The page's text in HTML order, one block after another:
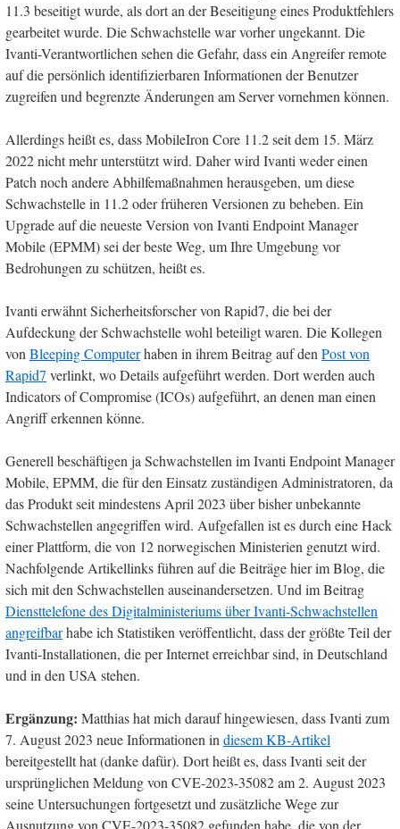
11.3 beseitigt wurde, als dort an der Beseitigung eines Produktfehlers
gearbeitet wurde. Die Schwachstelle war vorher ungekannt. Die
Ivanti-Verantwortlichen sehen die Gefahr, dass ein Angreifer remote
auf die persönlich identifizierbaren Informationen der Benutzer
zugreifen und begrenzte Änderungen am Server vornehmen können.
Allerdings heißt es, dass MobileIron Core 11.2 seit dem 15. März
2022 nicht mehr unterstützt wird. Daher wird Ivanti weder einen
Patch noch andere Abhilfemaßnahmen herausgeben, um diese
Schwachstelle in 11.2 oder früheren Versionen zu beheben. Ein
Upgrade auf die neueste Version von Ivanti Endpoint Manager
Mobile (EPMM) sei der beste Weg, um Ihre Umgebung vor
Bedrohungen zu schützen, heißt es.
Ivanti erwähnt Sicherheitsforscher von Rapid7, die bei der
Aufdeckung der Schwachstelle wohl beteiligt waren. Die Kollegen
vonBleeping Computerhaben in ihrem Beitrag auf denPost von
Rapid7 verlinkt, wo Details aufgeführt werden. Dort werden auch
Indicators of Compromise (ICOs) aufgeführt, an denen man einen
Angriff erkennen könne.
Generell beschäftigen ja Schwachstellen im Ivanti Endpoint Manager
Mobile, EPMM, die für den Einsatz zuständigen Administratoren, da
das Produkt seit mindestens April 2023 über bisher unbekannte
Schwachstellen angegriffen wird. Aufgefallen ist es durch eine Hack
einer Plattform, die von 12 norwegischen Ministerien genutzt wird.
Nachfolgende Artikellinks führen auf die Beiträge hier im Blog, die
sich mit den Schwachstellen auseinandersetzen. Und im Beitrag
Diensttelefone des Digitalministeriums über Ivanti-Schwachstellen
angreifbarhabe ich Statistiken veröffentlicht, dass der größte Teil der
Ivanti-Installationen, die per Internet erreichbar sind, in Deutschland
und in den USA stehen.
Ergänzung: Matthias hat mich darauf hingewiesen, dass Ivanti zum
7. August 2023 neue Informationen indiesem KB-Artikel
bereitgestellt hat (danke dafür). Dort heißt es, dass Ivanti seit der
ursprünglichen Meldung von CVE-2023-35082 am 2. August 2023
seine Untersuchungen fortgesetzt und zusätzliche Wege zur